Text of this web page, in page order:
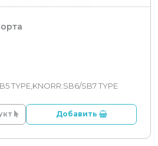
TYPE,KNORR:SB6/SB7 TYPE
Добавить